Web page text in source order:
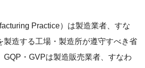
Practice）は製造業者、すな
製造する工場・製造所が遵守すべき省
GQP・GVPは製造販売業者、すなわ